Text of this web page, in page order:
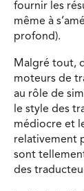
fournir les
même à
profond).
Malgré tout,
moteurs de
au rôle de
le style des
médiocre et
relativement
sont
des